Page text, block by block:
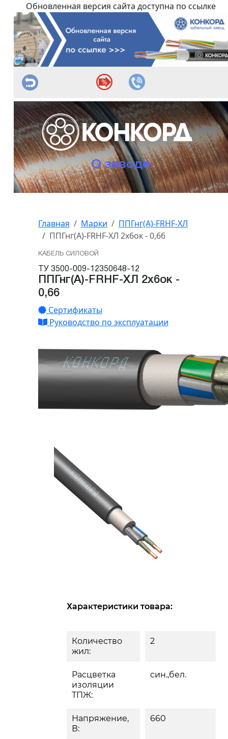
Обновленная версия сайта доступна по ссылке
О заводе
Главная Марки
ППГнг(А)-FRHF-ХЛ
ППГнг(А)-FRHF-ХЛ 2х6ок - 0,66
КАБЕЛЬ СИЛОВОЙ
ТУ 3500-009-12350648-12
ППГнг(А)-FRHF-ХЛ 2х6ок -
0,66
Сертификаты
Руководство по эксплуатации
Характеристики товара:
Количество
жил:
2
Расцветка
изоляции
ТПЖ:
син.,бел.
Напряжение,
В:
660